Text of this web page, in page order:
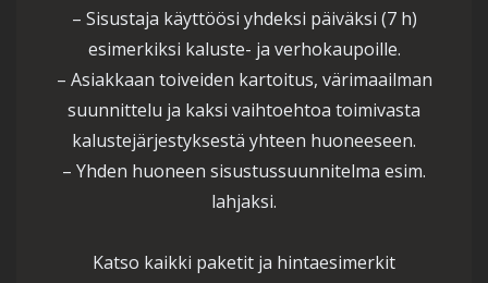
– Sisustaja käyttöösi yhdeksi päiväksi (7 h)
esimerkiksi kaluste- ja verhokaupoille.
– Asiakkaan toiveiden kartoitus, värimaailman
suunnittelu ja kaksi vaihtoehtoa toimivasta
kalustejärjestyksestä yhteen huoneeseen.
– Yhden huoneen sisustussuunnitelma esim.
lahjaksi.
Katso kaikki paketit ja hintaesimerkit